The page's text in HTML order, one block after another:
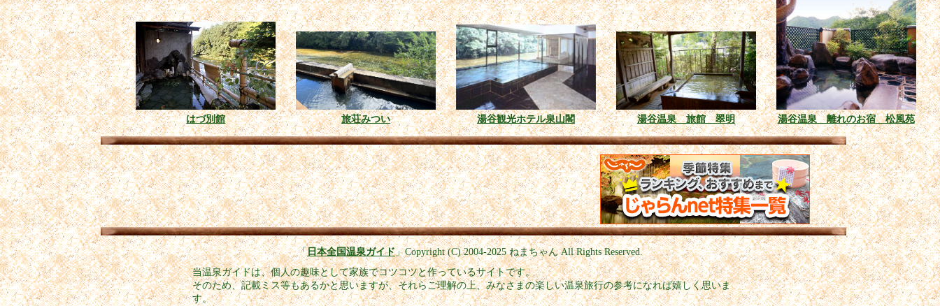
はづ別館 旅荘みつい 湯谷観光ホテル泉山閣 湯谷温泉 旅館 翠明 湯谷温泉 離れのお宿 松風苑
「日本全国温泉ガイド」Copyright (C) 2004-2025ねまちゃん All Rights Reserved.
当温泉ガイドは、個人の趣味として家族でコツコツと作っているサイトです。
そのため、記載ミス等もあるかと思いますが、それらご理解の上、みなさまの楽しい温泉旅行の参考になれば嬉しく思いま
す。